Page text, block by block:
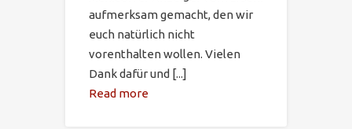
aufmerksam gemacht, den wir
euch natürlich nicht
vorenthalten wollen. Vielen
Dank dafür und [...]
Read more